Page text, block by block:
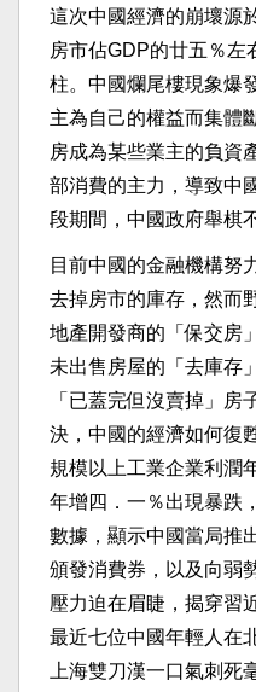
這次中國經濟的崩壞源
房市佔GDP的廿五％左
柱。中國爛尾樓現象爆
主為自己的權益而集體
房成為某些業主的負資
部消費的主力，導致中
段期間，中國政府舉棋
目前中國的金融機構努
去掉房市的庫存，然而
地產開發商的「保交房
未出售房屋的「去庫存
「已蓋完但沒賣掉」房
決，中國的經濟如何復
規模以上工業企業利潤
年增四．一％出現暴跌
數據，顯示中國當局推
頒發消費券，以及向弱
壓力迫在眉睫，揭穿習
最近七位中國年輕人在
上海雙刀漢一口氣刺死